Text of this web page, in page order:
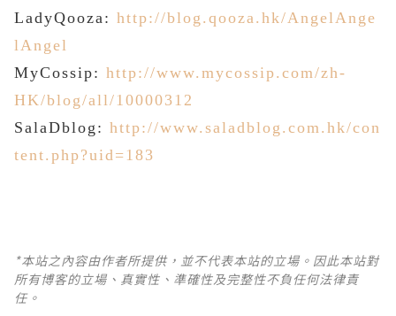
LadyQooza: http://blog.qooza.hk/AngelAnge
lAngel
MyCossip: http://www.mycossip.com/zh-
HK/blog/all/10000312
SalaDblog: http://www.saladblog.com.hk/con
tent.php?uid=183
*本站之內容由作者所提供，並不代表本站的立場。因此本站對
所有博客的立場、真實性、準確性及完整性不負任何法律責
任。